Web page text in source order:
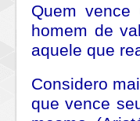
Quem
homem de
aquele que
Considero
que vence